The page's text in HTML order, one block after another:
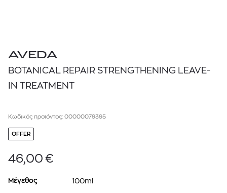
AVEDA
BOTANICAL REPAIR STRENGTHENING LEAVE-
IN TREATMENT
Κωδικός προϊόντος: 00000079395
OFFER
46,00 €
Μέγεθος 100ml